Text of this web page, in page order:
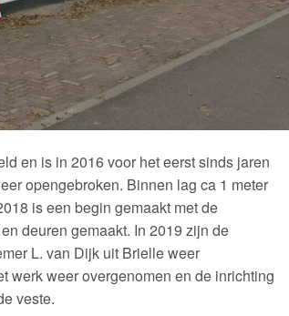
en is in 2016 voor het eerst sinds jaren
opengebroken. Binnen lag ca 1 meter
is een begin gemaakt met de
deuren gemaakt. In 2019 zijn de
L. van Dijk uit Brielle weer
werk weer overgenomen en de inrichting
veste.